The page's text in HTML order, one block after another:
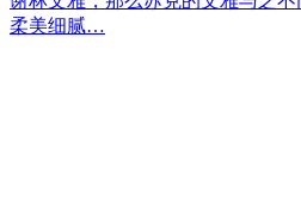
柔美细腻…